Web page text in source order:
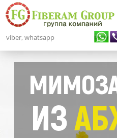
viber, whatsapp
ИЗ